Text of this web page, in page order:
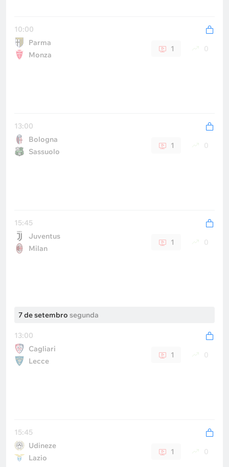
10:00
Parma
Monza
1 0
13:00
Bologna
Sassuolo
1 0
15:45
Juventus
Milan
1 0
7 de setembro segunda
13:00
Cagliari
Lecce
1 0
15:45
Udineze
Lazio
1 0